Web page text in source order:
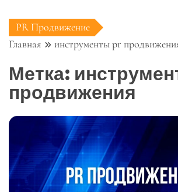
PR Продвижение
Главная
инструменты pr
Метка:
продвижения